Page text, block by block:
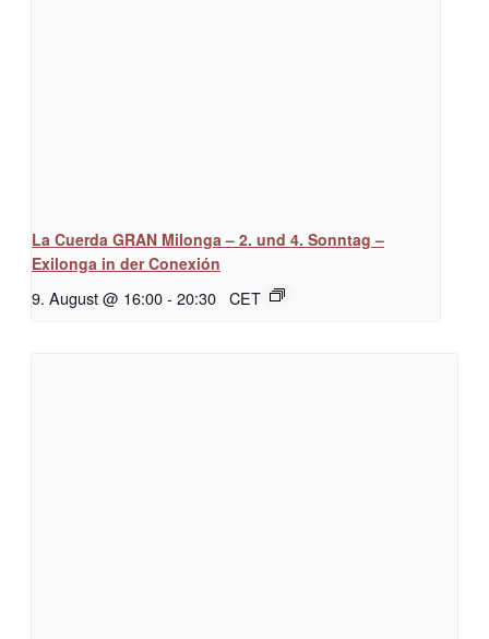
La Cuerda GRAN Milonga – 2. und 4. Sonntag –
Exilonga in der Conexión
9. August @ 16:00- 20:30 CET